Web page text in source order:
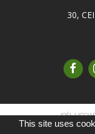
30,
JOËL
POLITIQUE DE
This site uses